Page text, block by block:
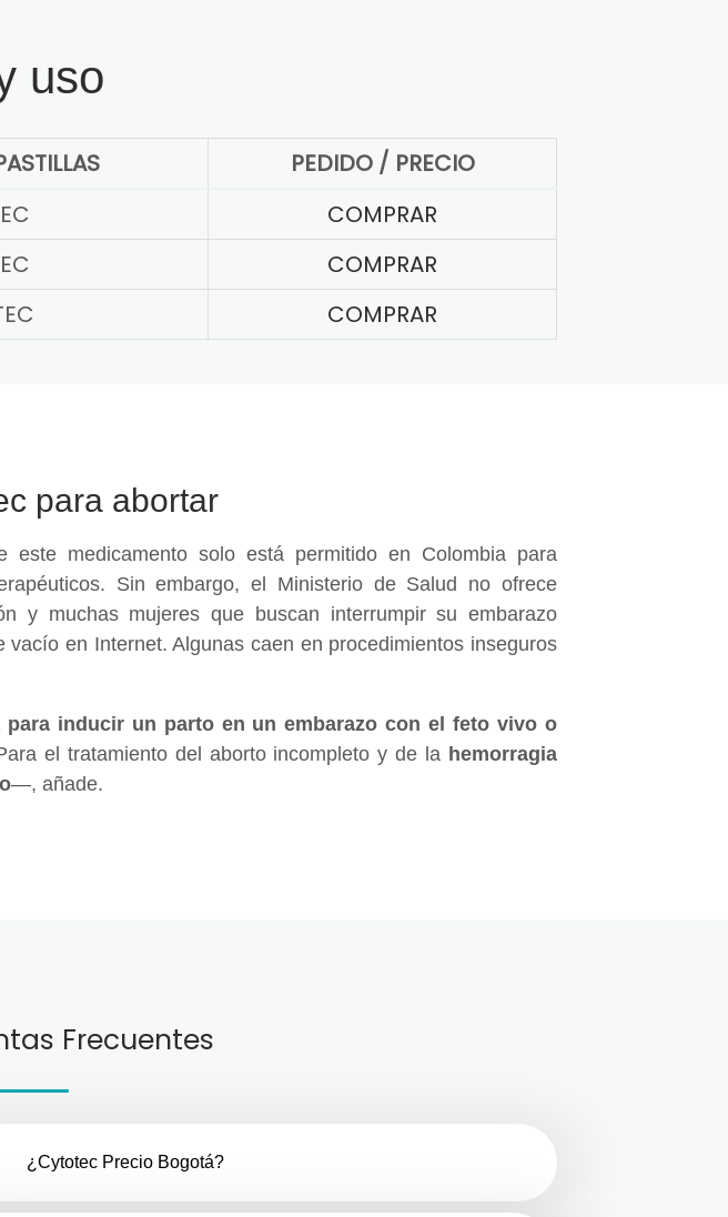
uso
PEDIDO / PRECIO
COMPRAR
COMPRAR
COMPRAR
para abortar
este medicamento solo está permitido en Colombia para
Sin embargo, el Ministerio de Salud no ofrece
y muchas mujeres que buscan interrumpir su embarazo
vacío en Internet. Algunas caen en procedimientos inseguros
para inducir un parto en un embarazo con el feto vivo o
el tratamiento del aborto incompleto y de la hemorragia
—, añade.
Frecuentes
¿Cytotec Precio Bogotá?